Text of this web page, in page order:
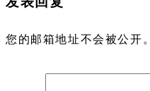
您的邮箱地址不会被公开。